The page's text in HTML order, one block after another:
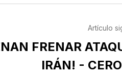
Artículo
FRENAR
IRÁN! -